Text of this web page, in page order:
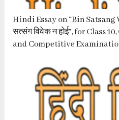
Hindi Essay on “Bin Satsang
सत्संग विवेक न होई”, for Class
and Competitive